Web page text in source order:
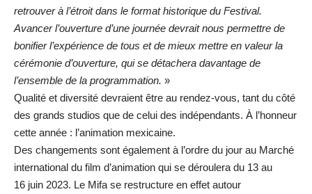
retrouver à l’étroit dans le format historique du Festival.
Avancer l’ouverture d’une journée devrait nous permettre de
bonifier l’expérience de tous et de mieux mettre en valeur la
cérémonie d’ouverture, qui se détachera davantage de
l’ensemble de la programmation. »
Qualité et diversité devraient être au rendez-vous, tant du côté
des grands studios que de celui des indépendants. À l’honneur
cette année : l’animation mexicaine.
Des changements sont également à l’ordre du jour au Marché
international du film d’animation qui se déroulera du 13 au
16 juin 2023. Le Mifa se restructure en effet autour